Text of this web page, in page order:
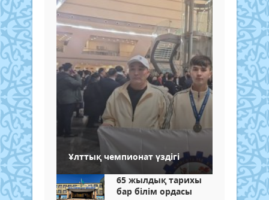
Ұлттық чемпионат үздігі
65 жылдық тарихы
бар білім ордасы